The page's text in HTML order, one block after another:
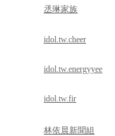
丞琳家族
idol.tw.cheer
idol.tw.energyyee
idol.tw.fir
林依晨新聞組